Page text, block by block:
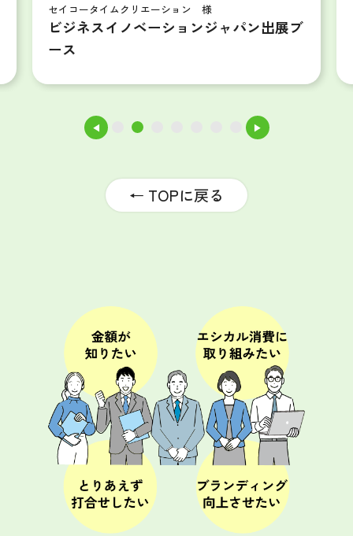
セイコータイムクリエーション 様
ビジネスイノベーションジャパン出展ブ
ース
◀ ▶
2
← TOPに戻る